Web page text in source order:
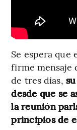
Se espera
firme mensaje
de tres días,
desde que se
la reunión
principios de